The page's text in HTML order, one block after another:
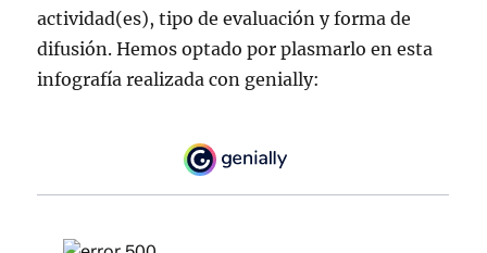
actividad(es), tipo de evaluación y forma de
difusión. Hemos optado por plasmarlo en esta
infografía realizada con genially: